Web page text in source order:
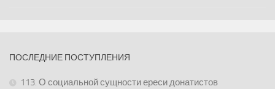
ПОСЛЕДНИЕ ПОСТУПЛЕНИЯ
113. О социальной сущности ереси донатистов